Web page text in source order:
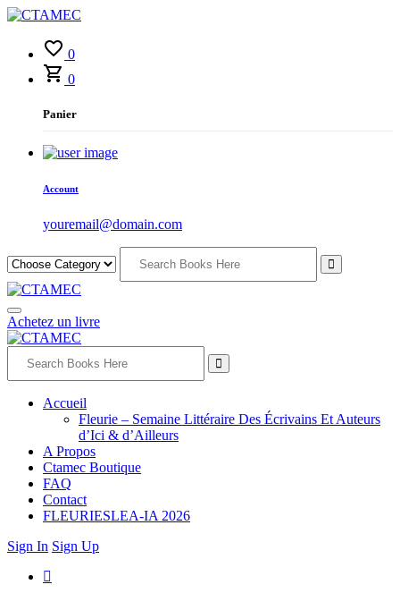
0
0
Panier
Account
youremail@domain.com
Achetez un livre
Accueil
Fleurie – Semaine Littéraire Des Écrivains Et Auteurs
d’Ici & d’Ailleurs
A Propos
Ctamec Boutique
FAQ
Contact
FLEURIESLEA-IA 2026
Sign In Sign Up